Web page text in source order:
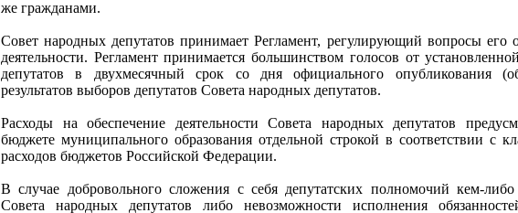
же гражданами.
Совет народных депутатов принимает Регламент, регулирующий вопросы его
деятельности. Регламент принимается большинством голосов от
депутатов в двухмесячный срок со дня официального опубликования
результатов выборов депутатов Совета народных депутатов.
Расходы на обеспечение деятельности Совета народных депутатов
бюджете муниципального образования отдельной строкой в соответствии с
расходов бюджетов Российской Федерации.
В случае добровольного сложения с себя депутатских полномочий кем-либо
Совета народных депутатов либо невозможности исполнения